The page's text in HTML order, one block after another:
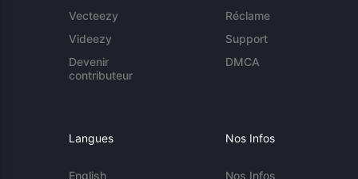
Vecteezy
Videezy
Devenir
contributeur
Réclame
Support
DMCA
Langues
English
Nos Infos
Nos Infos